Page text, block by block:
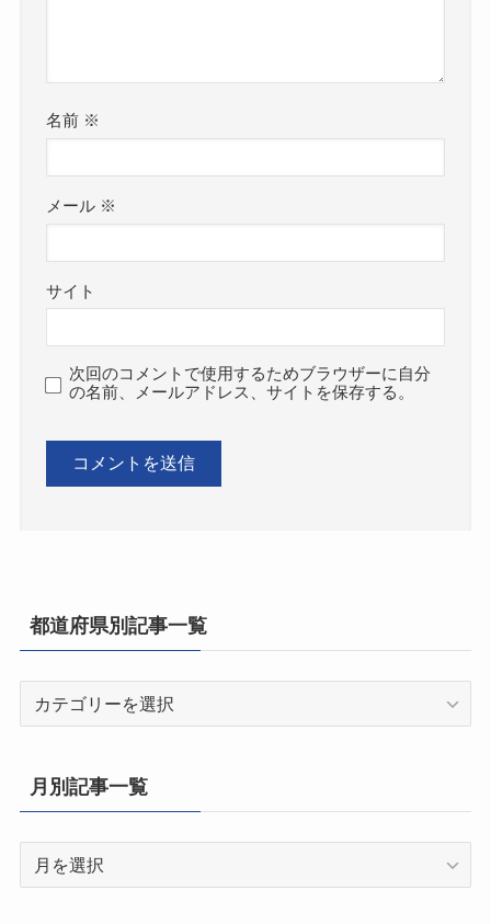
名前 ※
メール ※
サイト
次回のコメントで使用するためブラウザーに自分
の名前、メールアドレス、サイトを保存する。
都道府県別記事一覧
県
別
一
月別記事一覧